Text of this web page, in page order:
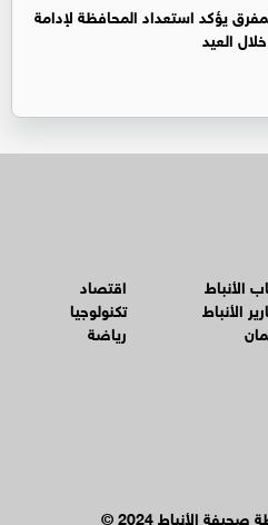
يؤكد استعداد المحافظة لإدامة
العيد
الأنباط
الأنباط
اقتصاد
تكنولوجيا
رياضة
الأنباط 2024